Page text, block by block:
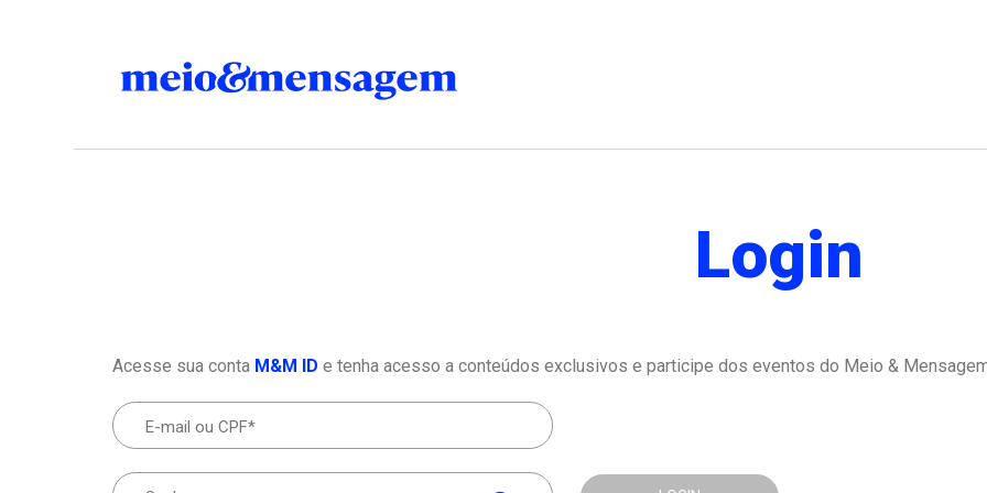
Login
Acesse sua conta M&M ID e tenha acesso a conteúdos exclusivos e participe dos eventos do Meio &